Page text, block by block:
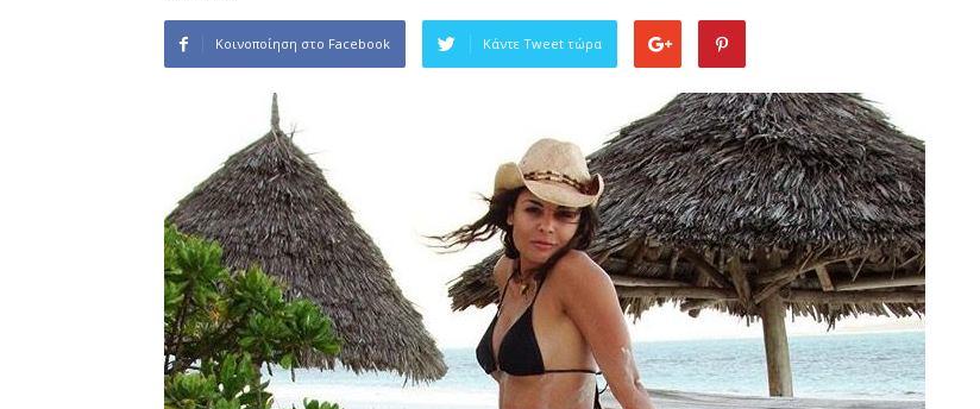
Κοινοποίηση στο Facebook Κάντε Tweet τώρα